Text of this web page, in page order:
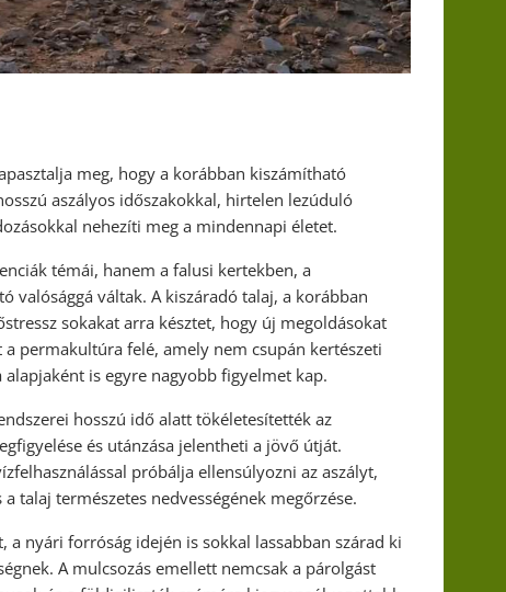
meg, hogy a korábban kiszámítható
aszályos időszakokkal, hirtelen lezúduló
nehezíti meg a mindennapi életet.
témái, hanem a falusi kertekben, a
valósággá váltak. A kiszáradó talaj, a korábban
sokakat arra késztet, hogy új megoldásokat
permakultúra felé, amely nem csupán kertészeti
is egyre nagyobb figyelmet kap.
hosszú idő alatt tökéletesítették az
és utánzása jelentheti a jövő útját.
próbálja ellensúlyozni az aszályt,
talaj természetes nedvességének megőrzése.
nyári forróság idején is sokkal lassabban szárad ki
A mulcsozás emellett nemcsak a párolgást